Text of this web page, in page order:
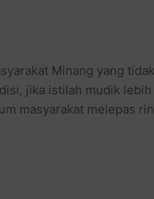
Minang yang
jika istilah mudik lebih
masyarakat melepas